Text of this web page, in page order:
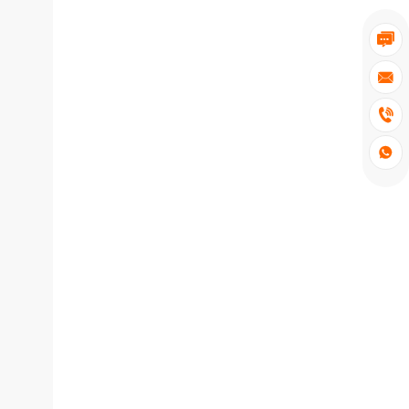



